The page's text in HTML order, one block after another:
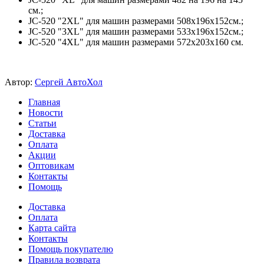
см.;
JC-520 "2XL" для машин размерами 508х196х152см.;
JC-520 "3XL" для машин размерами 533х196х152см.;
JC-520 "4XL" для машин размерами 572х203х160 см.
Автор: Сергей АвтоХол
Главная
Новости
Статьи
Доставка
Оплата
Акции
Оптовикам
Контакты
Помощь
Доставка
Оплата
Карта сайта
Контакты
Помощь покупателю
Правила возврата